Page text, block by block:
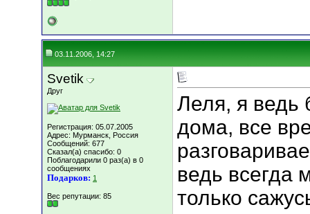
03.11.2006, 14:27
Svetik
Друг
Регистрация: 05.07.2005
Адрес: Мурманск, Россия
Сообщений: 677
Сказал(а) спасибо: 0
Поблагодарили 0 раз(а) в 0
сообщениях
Подарков: 1
Вес репутации: 85
Леля, я ведь
дома, все
ведь всегда
только